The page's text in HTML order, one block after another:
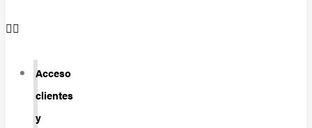
Acceso
clientes
y